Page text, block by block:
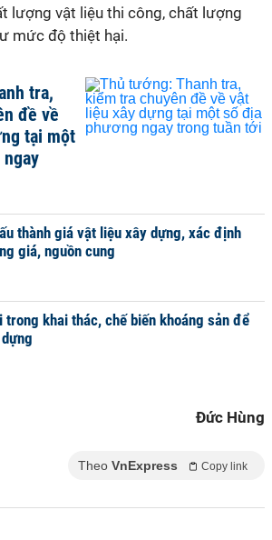
lượng vật liệu thi công, chất lượng
mức độ thiệt hại.
tra,
đề về
tại một
thành giá vật liệu xây dựng, xác định
giá, nguồn cung
trong khai thác, chế biến khoáng sản để
Đức Hùng
Theo VnExpress Copy link